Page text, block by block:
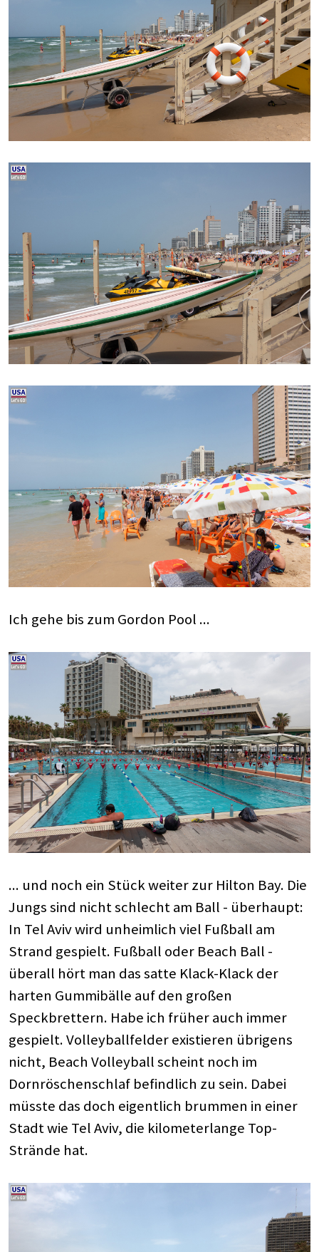
Ich gehe bis zum Gordon Pool ...
... und noch ein Stück weiter zur Hilton Bay. Die
Jungs sind nicht schlecht am Ball - überhaupt:
In Tel Aviv wird unheimlich viel Fußball am
Strand gespielt. Fußball oder Beach Ball -
überall hört man das satte Klack-Klack der
harten Gummibälle auf den großen
Speckbrettern. Habe ich früher auch immer
gespielt. Volleyballfelder existieren übrigens
nicht, Beach Volleyball scheint noch im
Dornröschenschlaf befindlich zu sein. Dabei
müsste das doch eigentlich brummen in einer
Stadt wie Tel Aviv, die kilometerlange Top-
Strände hat.